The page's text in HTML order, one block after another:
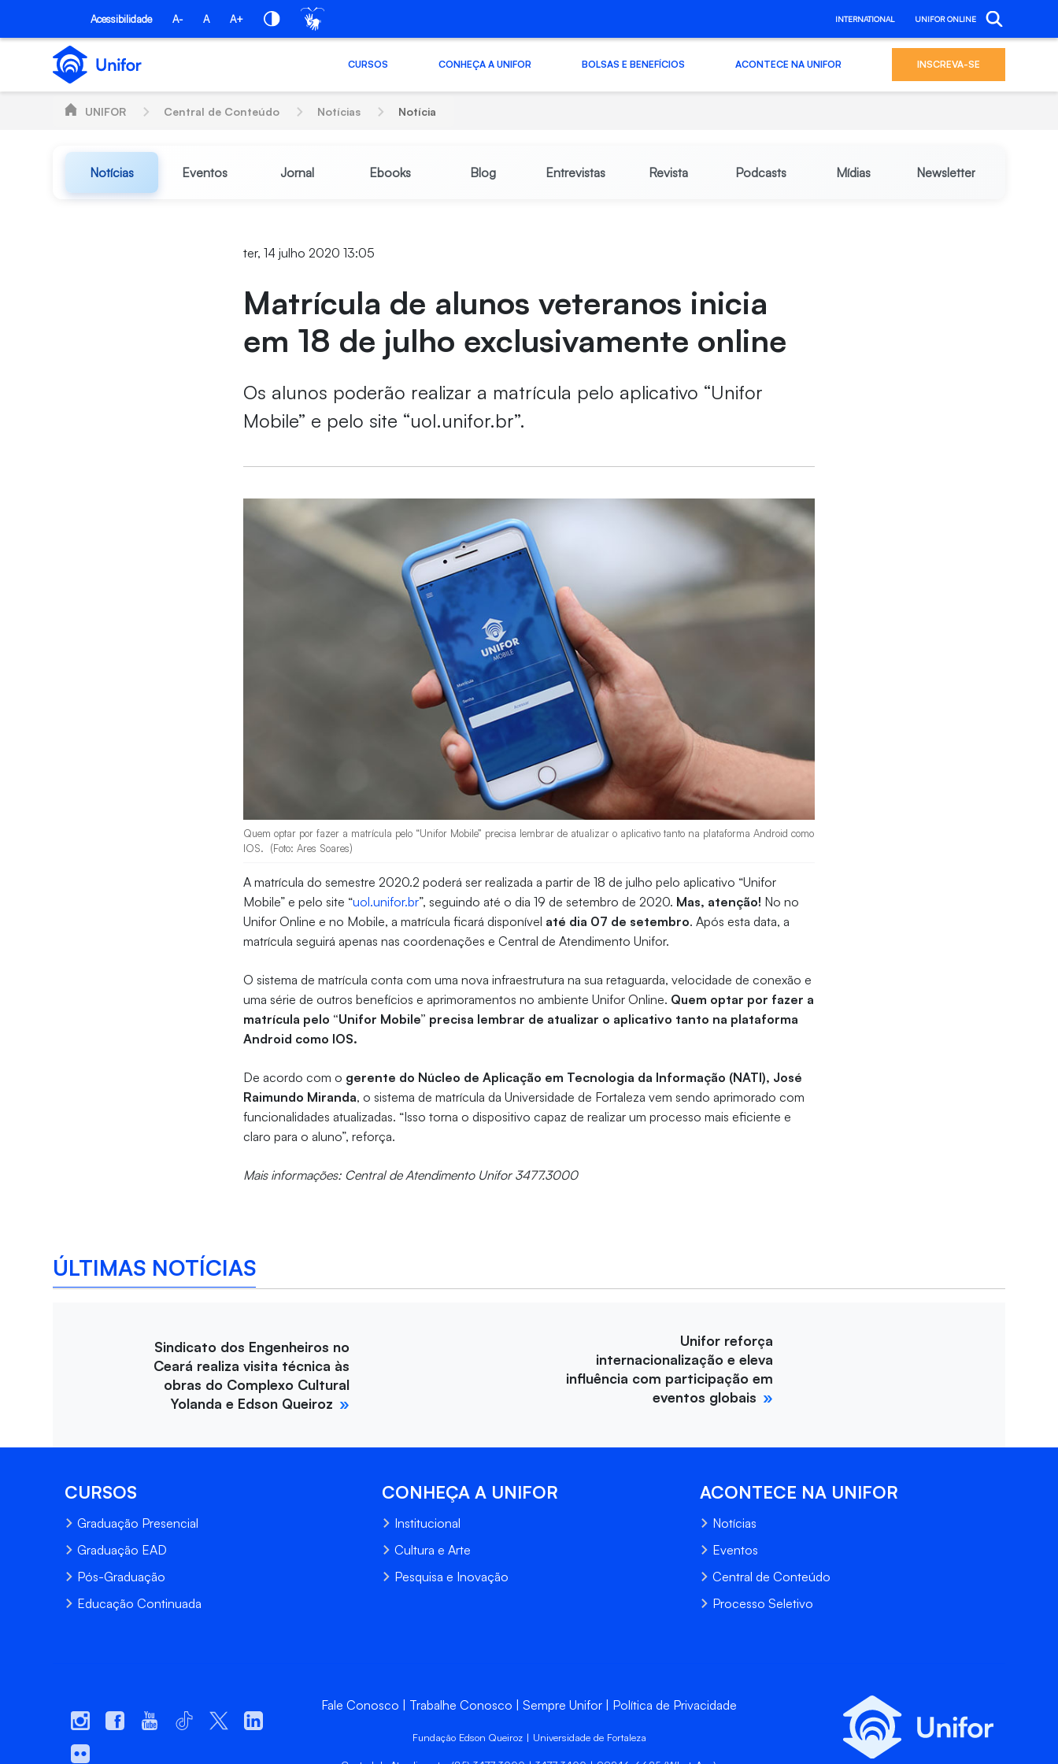
Pular para o Conteúdo principal
Acessibilidade A- A A+ INTERNATIONAL UNIFOR ONLINE
CURSOS CONHEÇA A UNIFOR BOLSAS E BENEFÍCIOS ACONTECE NA UNIFOR INSCREVA-SE
UNIFOR Central de Conteúdo Notícias Notícia
Notícias Eventos Jornal Ebooks Blog Entrevistas Revista Podcasts Mídias Newsletter
ter, 14 julho 2020 13:05
Matrícula de alunos veteranos inicia
em 18 de julho exclusivamente online
Os alunos poderão realizar a matrícula pelo aplicativo “Unifor
Mobile” e pelo site “uol.unifor.br”.
Quem optar por fazer a matrícula pelo “Unifor Mobile” precisa lembrar de atualizar o aplicativo tanto na plataforma Android como
IOS. (Foto: Ares Soares)
A matrícula do semestre 2020.2 poderá ser realizada a partir de 18 de julho pelo aplicativo “Unifor
Mobile” e pelo site “uol.unifor.br”, seguindo até o dia 19 de setembro de 2020. Mas, atenção! No no
Unifor Online e no Mobile, a matrícula ficará disponível até dia 07 de setembro. Após esta data, a
matrícula seguirá apenas nas coordenações e Central de Atendimento Unifor.
O sistema de matrícula conta com uma nova infraestrutura na sua retaguarda, velocidade de conexão e
uma série de outros benefícios e aprimoramentos no ambiente Unifor Online. Quem optar por fazer a
matrícula pelo “Unifor Mobile” precisa lembrar de atualizar o aplicativo tanto na plataforma
Android como IOS.
De acordo com o gerente do Núcleo de Aplicação em Tecnologia da Informação (NATI), José
Raimundo Miranda, o sistema de matrícula da Universidade de Fortaleza vem sendo aprimorado com
funcionalidades atualizadas. “Isso torna o dispositivo capaz de realizar um processo mais eficiente e
claro para o aluno”, reforça.
Mais informações: Central de Atendimento Unifor 3477.3000
ÚLTIMAS NOTÍCIAS
Sindicato dos Engenheiros no
Ceará realiza visita técnica às
obras do Complexo Cultural
Yolanda e Edson Queiroz
Unifor reforça
internacionalização e eleva
influência com participação em
eventos globais
CURSOS
Graduação Presencial
Graduação EAD
Pós-Graduação
Educação Continuada
CONHEÇA A UNIFOR
Institucional
Cultura e Arte
Pesquisa e Inovação
ACONTECE NA UNIFOR
Notícias
Eventos
Central de Conteúdo
Processo Seletivo
Fale Conosco Trabalhe Conosco Sempre Unifor Política de Privacidade
Fundação Edson Queiroz | Universidade de Fortaleza